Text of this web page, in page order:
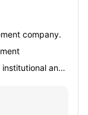
company.
and
investment